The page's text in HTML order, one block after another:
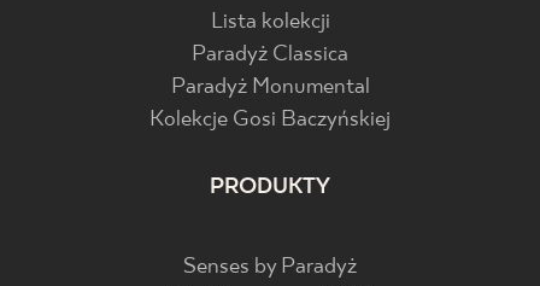
Lista kolekcji
Paradyż Classica
Paradyż Monumental
Kolekcje Gosi Baczyńskiej
PRODUKTY
Senses by Paradyż